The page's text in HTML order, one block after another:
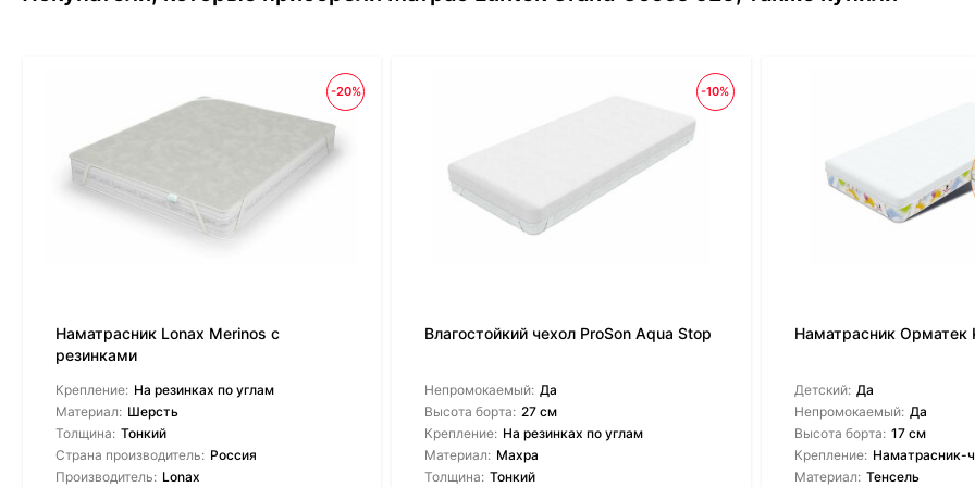
-20%
Наматрасник Lonax Merinos с
резинками
Крепление: На резинках по углам
Материал: Шерсть
Толщина: Тонкий
Страна производитель: Россия
Производитель: Lonax
-10%
Влагостойкий чехол ProSon Aqua Stop
Непромокаемый: Да
Высота борта: 27 см
Крепление: На резинках по углам
Материал: Махра
Толщина: Тонкий
Наматрасник Орматек
Детский: Да
Непромокаемый: Да
Высота борта: 17 см
Крепление: Наматрасник-
Материал: Тенсель